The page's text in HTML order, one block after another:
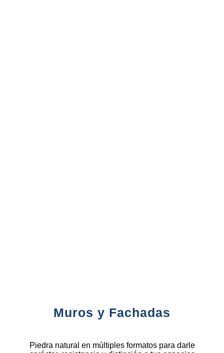
Muros y Fachadas
Piedra natural en múltiples formatos para darle